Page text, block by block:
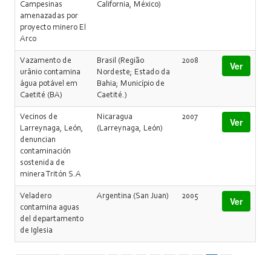
Campesinas
amenazadas por
proyecto minero El
Arco
California, México)
Vazamento de
urânio contamina
água potável em
Caetité (BA)
Brasil (Região
Nordeste; Estado da
Bahia; Município de
Caetité.)
2008 Ver
Vecinos de
Larreynaga, León,
denuncian
contaminación
sostenida de
minera Tritón S.A
Nicaragua
(Larreynaga, León)
2007 Ver
Veladero
contamina aguas
del departamento
de Iglesia
Argentina (San Juan) 2005 Ver